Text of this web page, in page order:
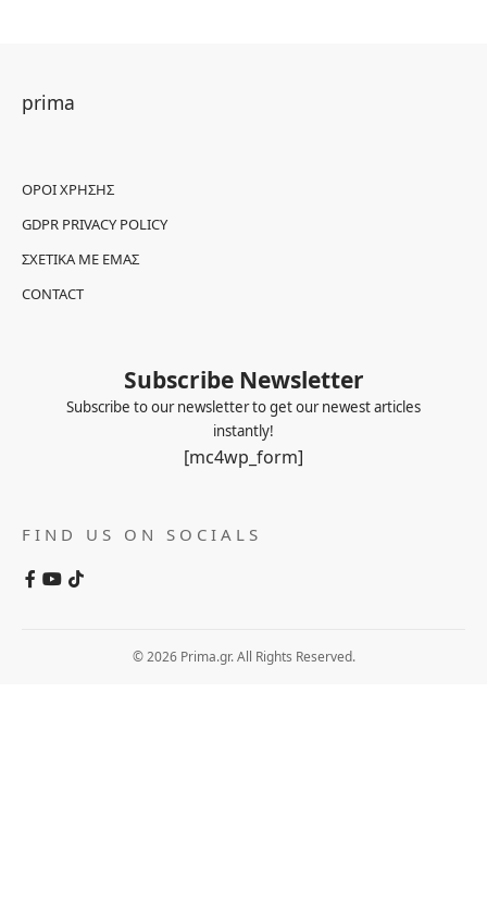
prima
ΌΡΟΙ ΧΡΉΣΗΣ
GDPR PRIVACY POLICY
ΣΧΕΤΙΚΆ ΜΕ ΕΜΆΣ
CONTACT
Subscribe Newsletter
Subscribe to our newsletter to get our newest articles
instantly!
[mc4wp_form]
FIND US ON SOCIALS
© 2026 Prima.gr. All Rights Reserved.